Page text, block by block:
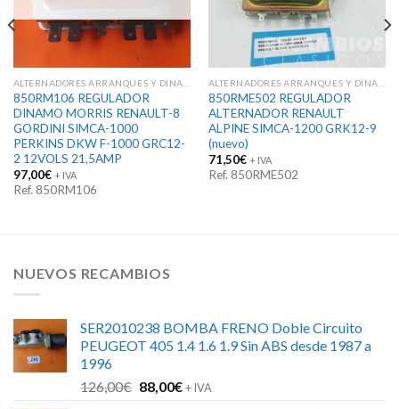
850RM106 REGULADOR
DINAMO MORRIS RENAULT-8
GORDINI SIMCA-1000
PERKINS DKW F-1000 GRC12-
2 12VOLS 21,5AMP
97,00€ + IVA
Ref. 850RM106
850RME502 REGULADOR
ALTERNADOR RENAULT
ALPINE SIMCA-1200 GRK12-9
(nuevo)
71,50€ + IVA
Ref. 850RME502
NUEVOS RECAMBIOS
SER2010238 BOMBA FRENO Doble Circuito
PEUGEOT 405 1.4 1.6 1.9 Sin ABS desde 1987 a
1996
126,00€ El
88,00€El+ IVA